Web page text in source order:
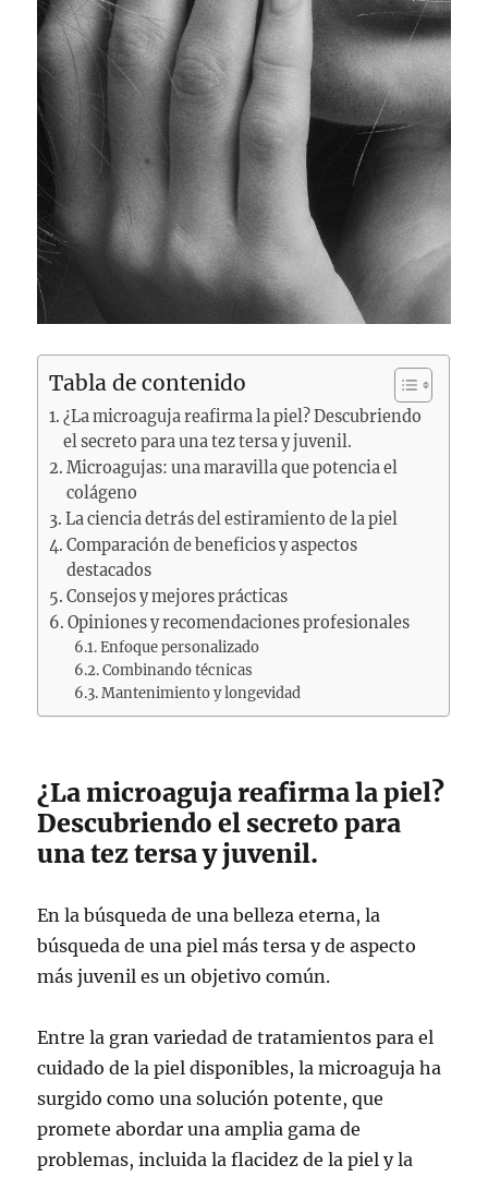
Tabla de contenido
¿La microaguja reafirma la piel? Descubriendo
el secreto para una tez tersa y juvenil.
Microagujas: una maravilla que potencia el
colágeno
La ciencia detrás del estiramiento de la piel
Comparación de beneficios y aspectos
destacados
Consejos y mejores prácticas
Opiniones y recomendaciones profesionales
Enfoque personalizado
Combinando técnicas
Mantenimiento y longevidad
¿La microaguja reafirma la piel?
Descubriendo el secreto para
una tez tersa y juvenil.
En la búsqueda de una belleza eterna, la
búsqueda de una piel más tersa y de aspecto
más juvenil es un objetivo común.
Entre la gran variedad de tratamientos para el
cuidado de la piel disponibles, la microaguja ha
surgido como una solución potente, que
promete abordar una amplia gama de
problemas, incluida la flacidez de la piel y la